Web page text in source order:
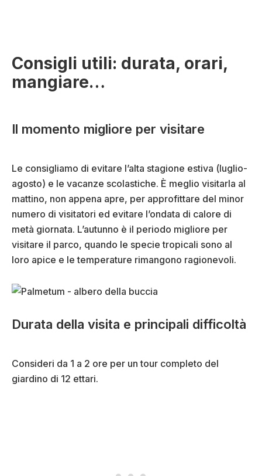
Consigli utili: durata, orari,
mangiare…
Il momento migliore per visitare
Le consigliamo di evitare l’alta stagione estiva (luglio-
agosto) e le vacanze scolastiche. È meglio visitarla al
mattino, non appena apre, per approfittare del minor
numero di visitatori ed evitare l’ondata di calore di
metà giornata. L’autunno è il periodo migliore per
visitare il parco, quando le specie tropicali sono al
loro apice e le temperature rimangono ragionevoli.
Durata della visita e principali difficoltà
Consideri da 1 a 2 ore per un tour completo del
giardino di 12 ettari.